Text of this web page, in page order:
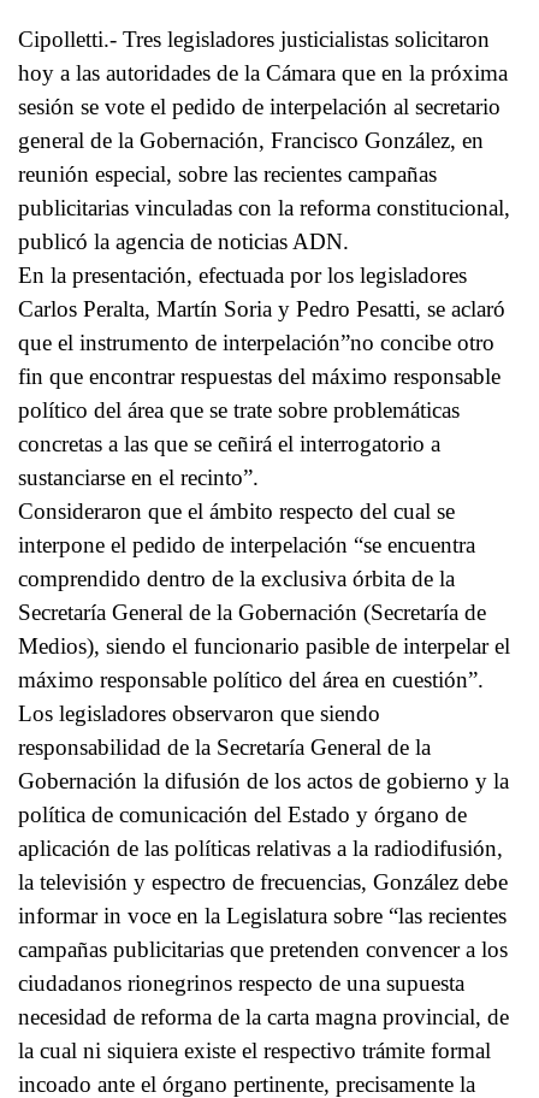
Cipolletti.- Tres legisladores justicialistas solicitaron
hoy a las autoridades de la Cámara que en la próxima
sesión se vote el pedido de interpelación al secretario
general de la Gobernación, Francisco González, en
reunión especial, sobre las recientes campañas
publicitarias vinculadas con la reforma constitucional,
publicó la agencia de noticias ADN.
En la presentación, efectuada por los legisladores
Carlos Peralta, Martín Soria y Pedro Pesatti, se aclaró
que el instrumento de interpelación”no concibe otro
fin que encontrar respuestas del máximo responsable
político del área que se trate sobre problemáticas
concretas a las que se ceñirá el interrogatorio a
sustanciarse en el recinto”.
Consideraron que el ámbito respecto del cual se
interpone el pedido de interpelación “se encuentra
comprendido dentro de la exclusiva órbita de la
Secretaría General de la Gobernación (Secretaría de
Medios), siendo el funcionario pasible de interpelar el
máximo responsable político del área en cuestión”.
Los legisladores observaron que siendo
responsabilidad de la Secretaría General de la
Gobernación la difusión de los actos de gobierno y la
política de comunicación del Estado y órgano de
aplicación de las políticas relativas a la radiodifusión,
la televisión y espectro de frecuencias, González debe
informar in voce en la Legislatura sobre “las recientes
campañas publicitarias que pretenden convencer a los
ciudadanos rionegrinos respecto de una supuesta
necesidad de reforma de la carta magna provincial, de
la cual ni siquiera existe el respectivo trámite formal
incoado ante el órgano pertinente, precisamente la